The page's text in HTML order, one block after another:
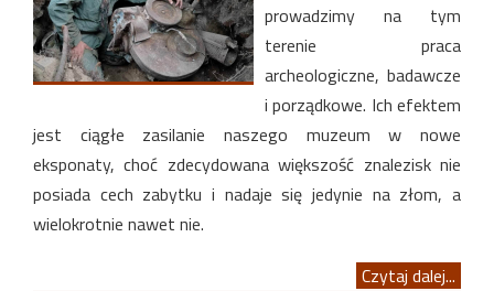
prowadzimy na tym
terenie praca
archeologiczne, badawcze
i porządkowe. Ich efektem
jest ciągłe zasilanie naszego muzeum w nowe
eksponaty, choć zdecydowana większość znalezisk nie
posiada cech zabytku i nadaje się jedynie na złom, a
wielokrotnie nawet nie.
Czytaj dalej...